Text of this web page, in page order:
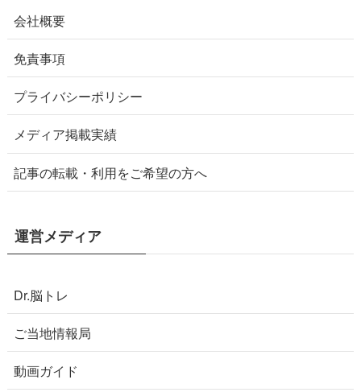
会社概要
免責事項
プライバシーポリシー
メディア掲載実績
記事の転載・利用をご希望の方へ
運営メディア
Dr.脳トレ
ご当地情報局
動画ガイド